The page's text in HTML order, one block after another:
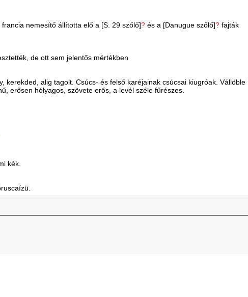
nemesítő állította elő a [S. 29 szőlő]? és a [Danugue szőlő]? fajták
de ott sem jelentős mértékben
kerekded, alig tagolt. Csúcs- és felső karéjainak csúcsai kiugróak. Vállöble
erősen hólyagos, szövete erős, a levél széle fűrészes.
kék.